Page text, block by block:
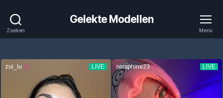
Zoeken
Gelekte Modellen
Menu